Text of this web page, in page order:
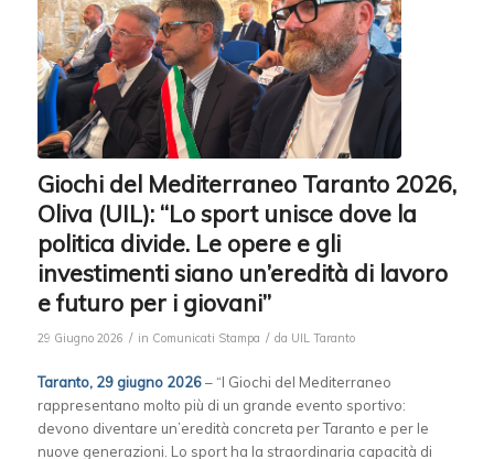
Giochi del Mediterraneo Taranto 2026,
Oliva (UIL): “Lo sport unisce dove la
politica divide. Le opere e gli
investimenti siano un’eredità di lavoro
e futuro per i giovani”
29 Giugno 2026 / in Comunicati Stampa / da UIL Taranto
Taranto, 29 giugno 2026– “I Giochi del Mediterraneo
rappresentano molto più di un grande evento sportivo:
devono diventare un’eredità concreta per Taranto e per le
nuove generazioni. Lo sport ha la straordinaria capacità di